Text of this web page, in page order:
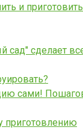
и
сад" сделает
сами!
приготовлению